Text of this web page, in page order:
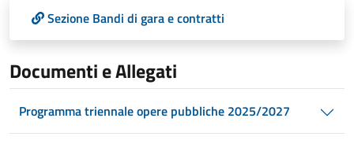
Sezione Bandi di gara e contratti
Documenti e Allegati
Programma triennale opere pubbliche 2025/2027